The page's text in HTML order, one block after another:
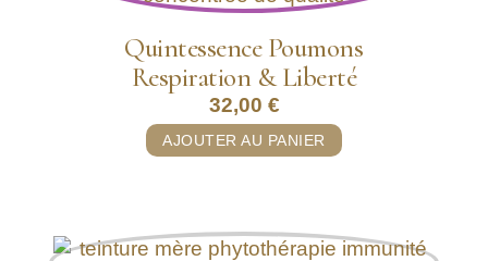
Quintessence Poumons
Respiration & Liberté
32,00 €
AJOUTER AU PANIER